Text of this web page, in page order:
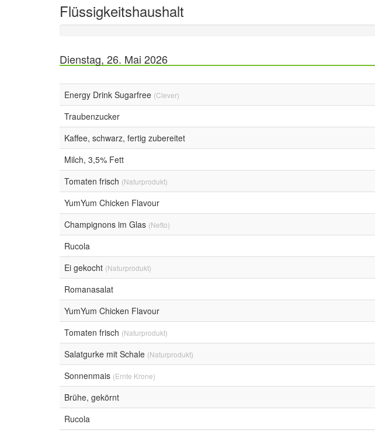
Flüssigkeitshaushalt
Dienstag, 26. Mai 2026
Energy Drink Sugarfree (Clever)
Traubenzucker
Kaffee, schwarz, fertig zubereitet
Milch, 3,5% Fett
Tomaten frisch (Naturprodukt)
YumYum Chicken Flavour
Champignons im Glas (Netto)
Rucola
Ei gekocht (Naturprodukt)
Romanasalat
YumYum Chicken Flavour
Tomaten frisch (Naturprodukt)
Salatgurke mit Schale (Naturprodukt)
Sonnenmais (Ernte Krone)
Brühe, gekörnt
Rucola